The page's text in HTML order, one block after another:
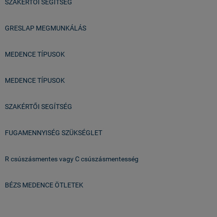
SZAKÉRTŐI SEGÍTSÉG
GRESLAP MEGMUNKÁLÁS
MEDENCE TÍPUSOK
MEDENCE TÍPUSOK
SZAKÉRTŐI SEGÍTSÉG
FUGAMENNYISÉG SZÜKSÉGLET
R csúszásmentes vagy C csúszásmentesség
BÉZS MEDENCE ÖTLETEK